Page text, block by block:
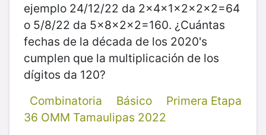
ejemplo 24/12/22 da 2x4x1x2x2x2=64
o 5/8/22 da 5x8x2x2=160. ¿Cuántas
fechas de la década de los 2020's
cumplen que la multiplicación de los
dígitos da 120?
Combinatoria
Básico
Primera Etapa
36 OMM Tamaulipas 2022